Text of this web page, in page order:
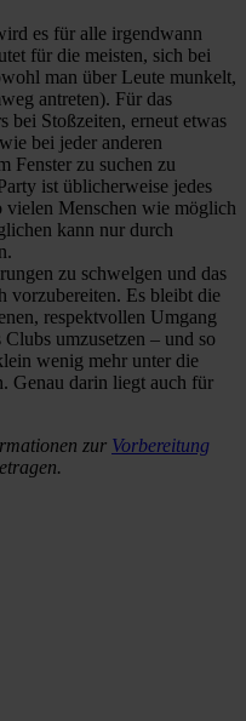
es für alle irgendwann
für die meisten, sich bei
man über Leute munkelt,
antreten). Für das
bei Stoßzeiten, erneut etwas
bei jeder anderen
Fenster zu suchen zu
ist üblicherweise jedes
vielen Menschen wie möglich
kann nur durch
zu schwelgen und das
vorzubereiten. Es bleibt die
respektvollen Umgang
umzusetzen – und so
wenig mehr unter die
Genau darin liegt auch für
zur Vorbereitung